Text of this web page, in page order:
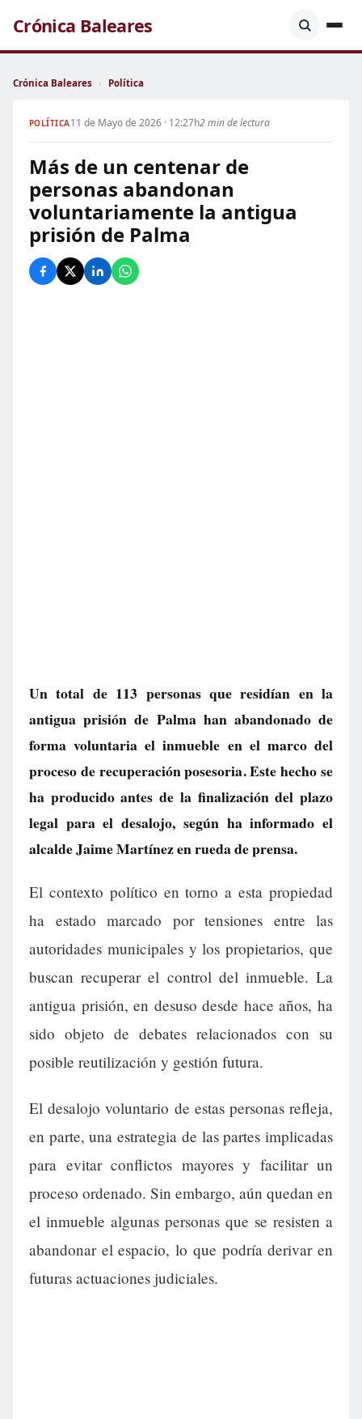
Crónica Baleares
Crónica Baleares › Política
POLÍTICA11 de Mayo de 2026 · 12:27h2 min de lectura
Más de un centenar de
personas abandonan
voluntariamente la antigua
prisión de Palma
Un total de 113 personas que residían en la
antigua prisión de Palma han abandonado de
forma voluntaria el inmueble en el marco del
proceso de recuperación posesoria. Este hecho se
ha producido antes de la finalización del plazo
legal para el desalojo, según ha informado el
alcalde Jaime Martínez en rueda de prensa.
El contexto político en torno a esta propiedad
ha estado marcado por tensiones entre las
autoridades municipales y los propietarios, que
buscan recuperar el control del inmueble. La
antigua prisión, en desuso desde hace años, ha
sido objeto de debates relacionados con su
posible reutilización y gestión futura.
El desalojo voluntario de estas personas refleja,
en parte, una estrategia de las partes implicadas
para evitar conflictos mayores y facilitar un
proceso ordenado. Sin embargo, aún quedan en
el inmueble algunas personas que se resisten a
abandonar el espacio, lo que podría derivar en
futuras actuaciones judiciales.